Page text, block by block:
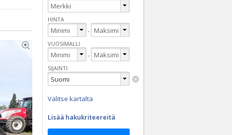
HINTA
-
VUOSIMALLI
-
SIJAINTI
Valitse kartalta
Lisää hakukriteereitä